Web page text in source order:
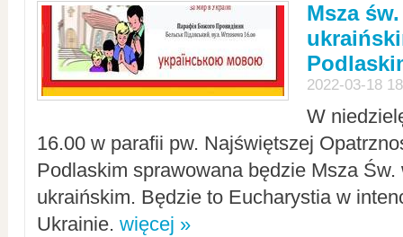
Msza
2022-03-18
W
16.00 w parafii pw. Najświętszej
Podlaskim sprawowana będzie Msza Św.
ukraińskim. Będzie to Eucharystia w
Ukrainie. więcej »